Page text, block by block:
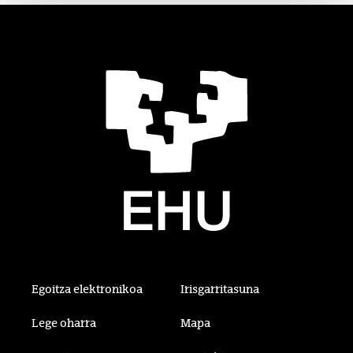
Egoitza elektronikoa Irisgarritasuna
Lege oharra Mapa